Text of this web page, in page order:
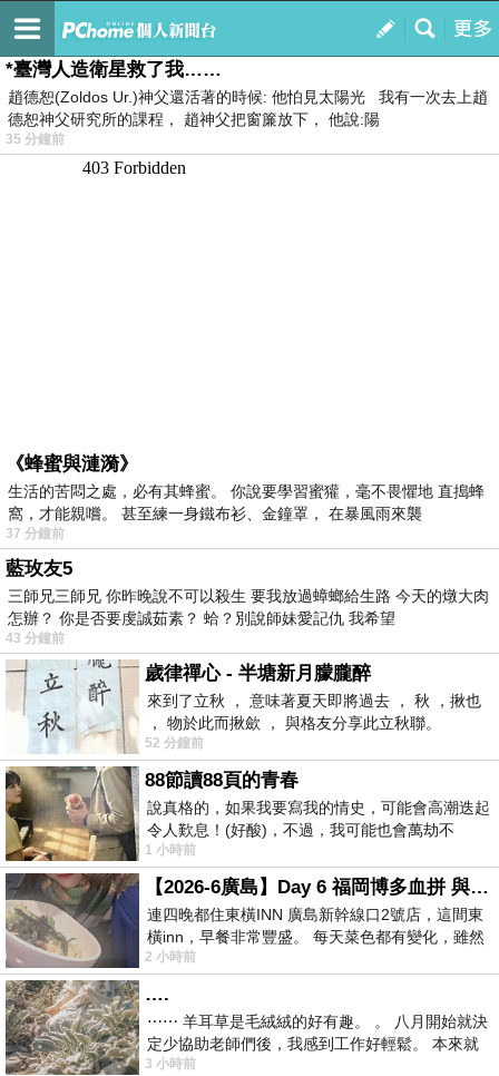
我的
最新文章
*臺灣人造衛星救了我……
趙德恕(Zoldos Ur.)神父還活著的時候: 他怕見太陽光 我有一次去上趙
德恕神父研究所的課程， 趙神父把窗簾放下， 他說:陽
35 分鐘前
《蜂蜜與漣漪》
生活的苦悶之處，必有其蜂蜜。 你說要學習蜜獾，毫不畏懼地 直搗蜂
窩，才能親嚐。 甚至練一身鐵布衫、金鐘罩， 在暴風雨來襲
37 分鐘前
藍玫友5
三師兄三師兄 你昨晚說不可以殺生 要我放過蟑螂給生路 今天的燉大肉
怎辦？ 你是否要虔誠茹素？ 蛤？別說師妹愛記仇 我希望
43 分鐘前
歲律禪心 - 半塘新月朦朧醉
來到了立秋 ， 意味著夏天即將過去 ， 秋 ，揪也
， 物於此而揪歛 ， 與格友分享此立秋聯。
52 分鐘前
88節讀88頁的青春
說真格的，如果我要寫我的情史，可能會高潮迭起
令人歎息！(好酸)，不過，我可能也會萬劫不
復...，每天跪鍵盤還是被判了花心的罪
1 小時前
【2026-6廣島】Day 6 福岡博多血拼 與機場接送少年司機深夜對談
連四晚都住東橫INN 廣島新幹線口2號店，這間東
橫inn，早餐非常豐盛。 每天菜色都有變化，雖然
看到工作人員拿出料理包加熱，但
2 小時前
….
⋯⋯ 羊耳草是毛絨絨的好有趣。 。 八月開始就決
定少協助老師們後，我感到工作好輕鬆。 本來就
不是我的工作啊。 真
3 小時前